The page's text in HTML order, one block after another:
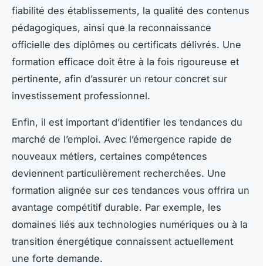
fiabilité des établissements, la qualité des contenus
pédagogiques, ainsi que la reconnaissance
officielle des diplômes ou certificats délivrés. Une
formation efficace doit être à la fois rigoureuse et
pertinente, afin d’assurer un retour concret sur
investissement professionnel.
Enfin, il est important d’identifier les tendances du
marché de l’emploi. Avec l’émergence rapide de
nouveaux métiers, certaines compétences
deviennent particulièrement recherchées. Une
formation alignée sur ces tendances vous offrira un
avantage compétitif durable. Par exemple, les
domaines liés aux technologies numériques ou à la
transition énergétique connaissent actuellement
une forte demande.